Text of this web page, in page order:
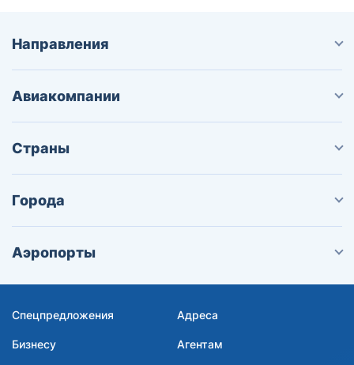
Направления
Авиакомпании
Страны
Города
Аэропорты
Спецпредложения Адреса
Бизнесу Агентам